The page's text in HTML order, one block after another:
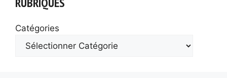
Catégories